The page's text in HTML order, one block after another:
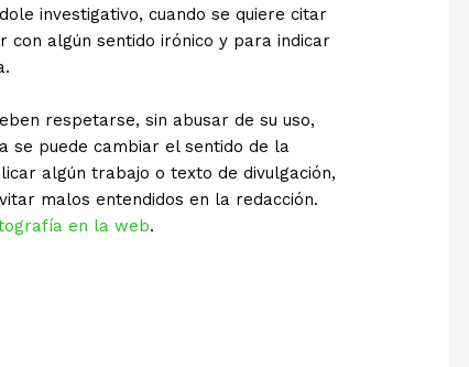
investigativo, cuando se quiere citar
algún sentido irónico y para indicar
respetarse, sin abusar de su uso,
se puede cambiar el sentido de la
algún trabajo o texto de divulgación,
malos entendidos en la redacción.
en la web.